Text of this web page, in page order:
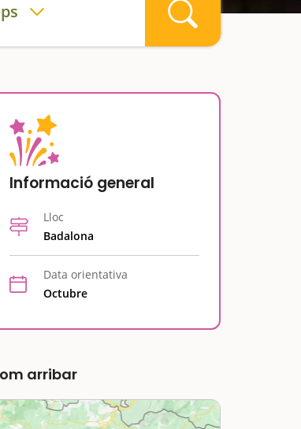
Informació general
Lloc
Badalona
Data orientativa
Octubre
arribar